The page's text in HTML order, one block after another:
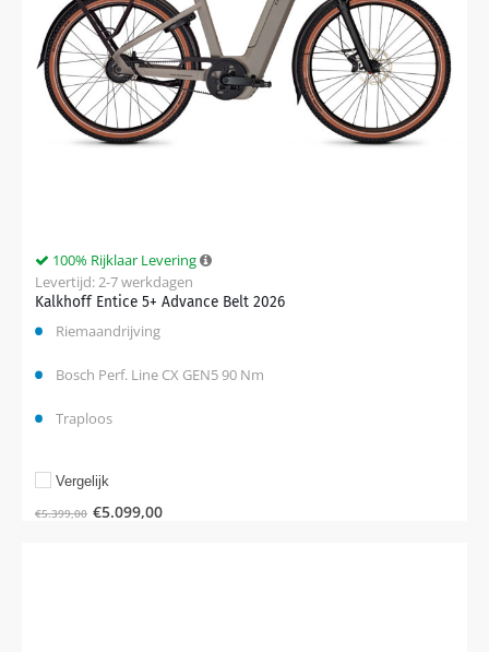
Kalkhoff Entice 5+ Advance Belt 2026
100% Rijklaar Levering
Levertijd: 2-7 werkdagen
Riemaandrijving
Bosch Perf. Line CX GEN5 90 Nm
Traploos
€5.399,00 €5.099,00
Vergelijk